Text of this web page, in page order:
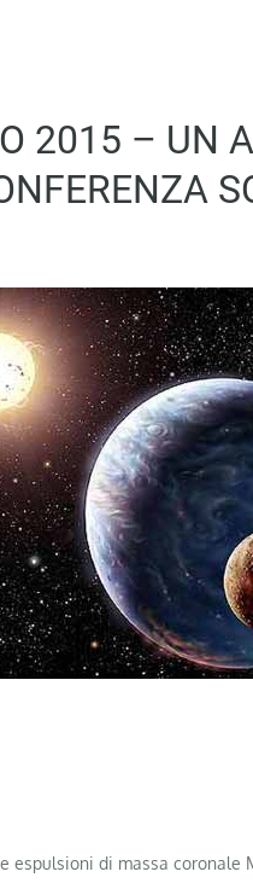
2015 – UN
di massa coronale